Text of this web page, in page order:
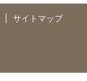
サイトマップ